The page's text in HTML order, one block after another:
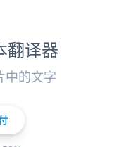
翻译器
中的文字